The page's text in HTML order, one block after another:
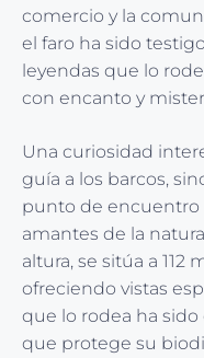
comercio y la
el faro ha sido
leyendas que lo
con encanto y
Una curiosidad
guía a los barcos,
punto de encuentro
amantes de la
altura, se sitúa a 112
ofreciendo vistas
que lo rodea ha sido
que protege su